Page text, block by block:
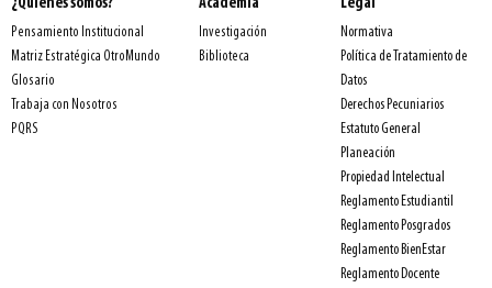
¿Quiénes somos?
Pensamiento Institucional
Matriz Estratégica OtroMundo
Glosario
Trabaja con Nosotros
PQRS
Academia
Investigación
Biblioteca
Legal
Normativa
Política de Tratamiento de
Datos
Derechos Pecuniarios
Estatuto General
Planeación
Propiedad Intelectual
Reglamento Estudiantil
Reglamento Posgrados
Reglamento BienEstar
Reglamento Docente